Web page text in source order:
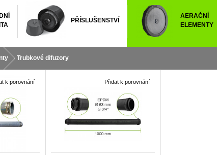
PŘÍSLUŠENSTVÍ
AERAČNÍ
ELEMENTY
Trubkové difuzory
k porovnání Přidat k porovnání